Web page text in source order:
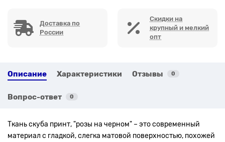
Доставка по
России
Скидки на
крупный и мелкий
опт
Описание Характеристики Отзывы 0
Вопрос-ответ 0
Ткань скуба принт, "розы на черном" – это современный
материал с гладкой, слегка матовой поверхностью, похожей